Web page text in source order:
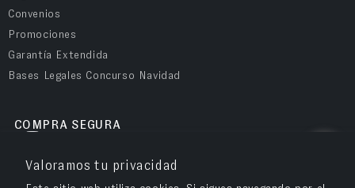
Valoramos tu privacidad
Convenios
Promociones
Garantía Extendida
Bases Legales Concurso Navidad
COMPRA SEGURA